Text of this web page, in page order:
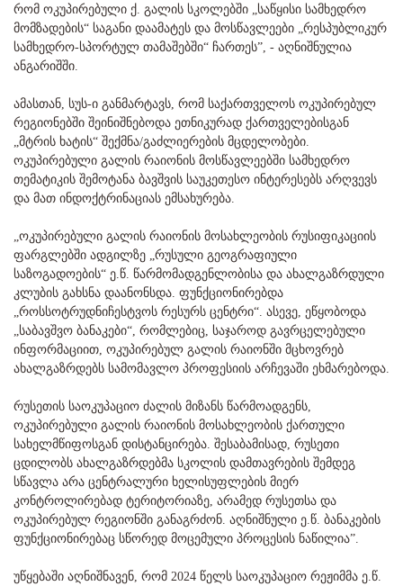
რომ ოკუპირებული ქ. გალის სკოლებში „საწყისი სამხედრო
მომზადების“ საგანი დაამატეს და მოსწავლეები „რესპუბლიკურ
სამხედრო-სპორტულ თამაშებში“ ჩართეს”, - აღნიშნულია
ანგარიშში.
ამასთან, სუს-ი განმარტავს, რომ საქართველოს ოკუპირებულ
რეგიონებში შეინიშნებოდა ეთნიკურად ქართველებისგან
„მტრის ხატის“ შექმნა/გაძლიერების მცდელობები.
ოკუპირებული გალის რაიონის მოსწავლეებში სამხედრო
თემატიკის შემოტანა ბავშვის საუკეთესო ინტერესებს არღვევს
და მათ ინდოქტრინაციას ემსახურება.
„ოკუპირებული გალის რაიონის მოსახლეობის რუსიფიკაციის
ფარგლებში ადგილზე „რუსული გეოგრაფიული
საზოგადოების“ ე.წ. წარმომადგენლობისა და ახალგაზრდული
კლუბის გახსნა დაანონსდა. ფუნქციონირებდა
„როსსოტრუდნიჩესტვოს რესურს ცენტრი“. ასევე, ეწყობოდა
„საბავშვო ბანაკები“, რომლებიც, საჯაროდ გავრცელებული
ინფორმაციით, ოკუპირებულ გალის რაიონში მცხოვრებ
ახალგაზრდებს სამომავლო პროფესიის არჩევაში ეხმარებოდა.
რუსეთის საოკუპაციო ძალის მიზანს წარმოადგენს,
ოკუპირებული გალის რაიონის მოსახლეობის ქართული
სახელმწიფოსგან დისტანცირება. შესაბამისად, რუსეთი
ცდილობს ახალგაზრდებმა სკოლის დამთავრების შემდეგ
სწავლა არა ცენტრალური ხელისუფლების მიერ
კონტროლირებად ტერიტორიაზე, არამედ რუსეთსა და
ოკუპირებულ რეგიონში განაგრძონ. აღნიშნული ე.წ. ბანაკების
ფუნქციონირებაც სწორედ მოცემული პროცესის ნაწილია”.
უწყებაში აღნიშნავენ, რომ 2024 წელს საოკუპაციო რეჟიმმა ე.წ.